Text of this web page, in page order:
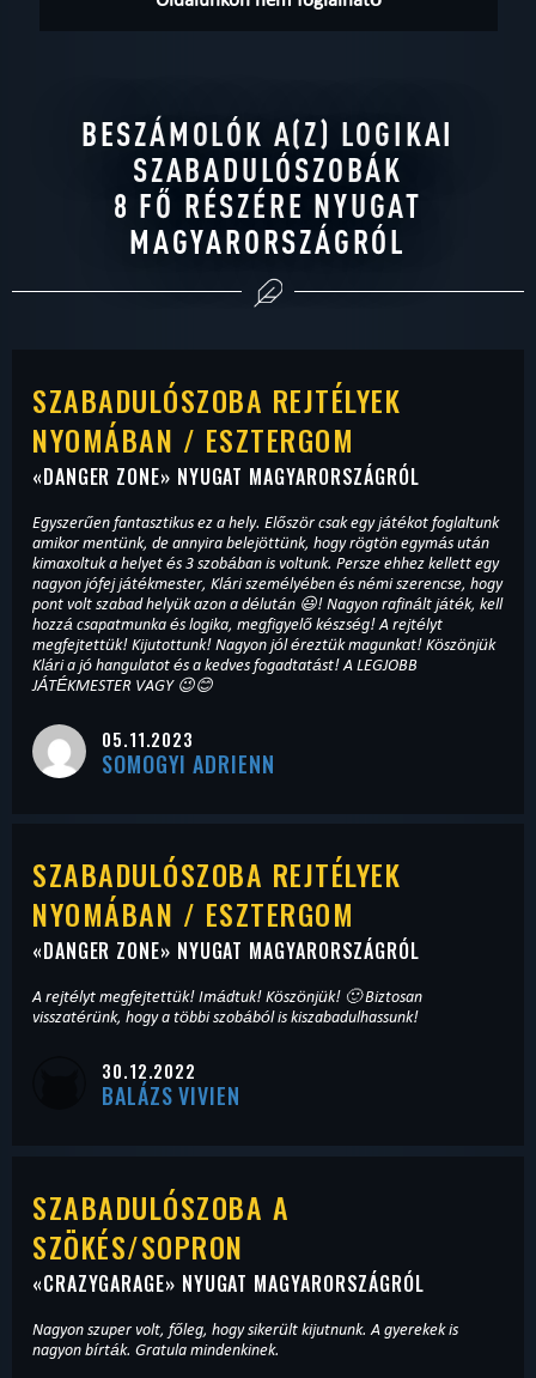
BESZÁMOLÓK A(Z) LOGIKAI
SZABADULÓSZOBÁK
8 FŐ RÉSZÉRE NYUGAT
MAGYARORSZÁGRÓL
SZABADULÓSZOBA REJTÉLYEK
NYOMÁBAN / ESZTERGOM
«DANGER ZONE» NYUGAT MAGYARORSZÁGRÓL
Egyszerűen fantasztikus ez a hely. Először csak egy játékot foglaltunk
amikor mentünk, de annyira belejöttünk, hogy rögtön egymás után
kimaxoltuk a helyet és 3 szobában is voltunk. Persze ehhez kellett egy
nagyon jófej játékmester, Klári személyében és némi szerencse, hogy
pont volt szabad helyük azon a délután 😃! Nagyon rafinált játék, kell
hozzá csapatmunka és logika, megfigyelő készség! A rejtélyt
megfejtettük! Kijutottunk! Nagyon jól éreztük magunkat! Köszönjük
Klári a jó hangulatot és a kedves fogadtatást! A LEGJOBB
JÁTÉKMESTER VAGY 😉😊
05.11.2023
SOMOGYI ADRIENN
SZABADULÓSZOBA REJTÉLYEK
NYOMÁBAN / ESZTERGOM
«DANGER ZONE» NYUGAT MAGYARORSZÁGRÓL
A rejtélyt megfejtettük! Imádtuk! Köszönjük! 🙂 Biztosan
visszatérünk, hogy a többi szobából is kiszabadulhassunk!
30.12.2022
BALÁZS VIVIEN
SZABADULÓSZOBA A
SZÖKÉS/SOPRON
«CRAZYGARAGE» NYUGAT MAGYARORSZÁGRÓL
Nagyon szuper volt, főleg, hogy sikerült kijutnunk. A gyerekek is
nagyon bírták. Gratula mindenkinek.